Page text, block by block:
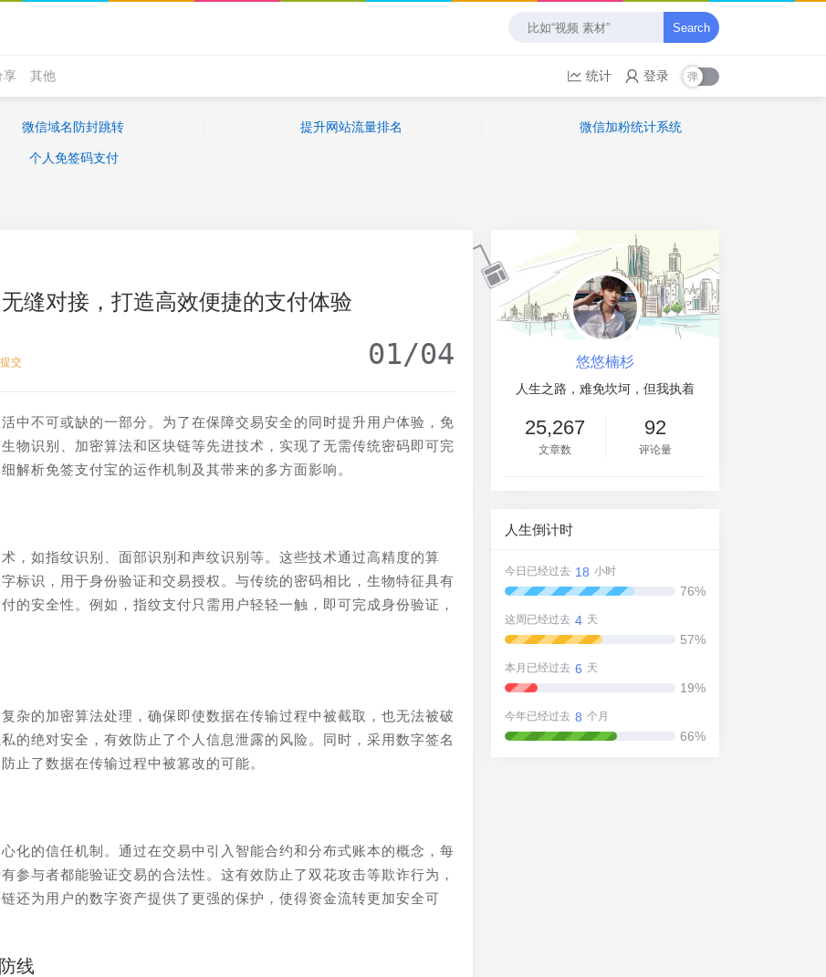
Search
享 其他 统计 登录
微信域名防封跳转 提升网站流量排名 微信加粉统计系统
个人免签码支付
缝对接，打造高效便捷的支付体验
交 01/04
中不可或缺的一部分。为了在保障交易安全的同时提升用户体验，免
物识别、加密算法和区块链等先进技术，实现了无需传统密码即可完
解析免签支付宝的运作机制及其带来的多方面影响。
，如指纹识别、面部识别和声纹识别等。这些技术通过高精度的算
标识，用于身份验证和交易授权。与传统的密码相比，生物特征具有
的安全性。例如，指纹支付只需用户轻轻一触，即可完成身份验证，
杂的加密算法处理，确保即使数据在传输过程中被截取，也无法被破
的绝对安全，有效防止了个人信息泄露的风险。同时，采用数字签名
止了数据在传输过程中被篡改的可能。
化的信任机制。通过在交易中引入智能合约和分布式账本的概念，每
参与者都能验证交易的合法性。这有效防止了双花攻击等欺诈行为，
还为用户的数字资产提供了更强的保护，使得资金流转更加安全可
线
悠悠楠杉
人生之路，难免坎坷，但我执着
25,267
文章数
92
评论量
人生倒计时
今日已经过去 18 小时
76%
这周已经过去 4 天
57%
本月已经过去 6 天
19%
今年已经过去 8 个月
66%